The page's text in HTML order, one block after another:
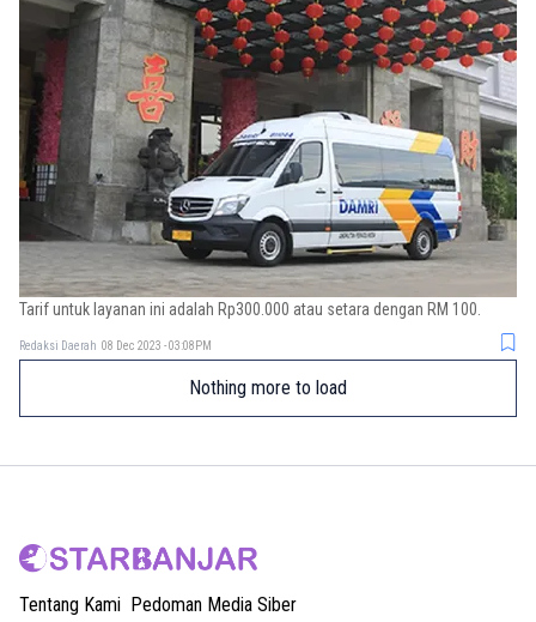
Tarif untuk layanan ini adalah Rp300.000 atau setara dengan RM 100.
Redaksi Daerah 08 Dec 2023 - 03:08PM
Nothing more to load
Tentang Kami Pedoman Media Siber